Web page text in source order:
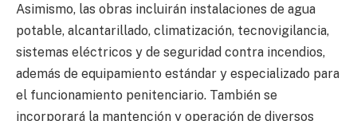
Asimismo, las obras incluirán instalaciones de agua
potable, alcantarillado, climatización, tecnovigilancia,
sistemas eléctricos y de seguridad contra incendios,
además de equipamiento estándar y especializado para
el funcionamiento penitenciario. También se
incorporará la mantención y operación de diversos